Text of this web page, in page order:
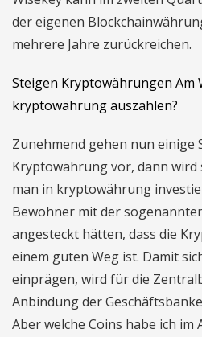
der eigenen
mehrere Jahre zurückreichen.
Steigen Kryptowährungen Am
kryptowährung auszahlen?
Zunehmend gehen nun einige
Kryptowährung vor, dann wird
man in kryptowährung
Bewohner mit der
angesteckt hätten, dass die
einem guten Weg ist. Damit
einprägen, wird für die
Anbindung der
Aber welche Coins habe ich im